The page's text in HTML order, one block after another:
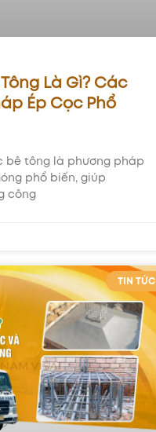
Là Gì? Các
Ép Cọc Phổ
bê tông là phương pháp
phổ biến, giúp
công
TIN TỨC